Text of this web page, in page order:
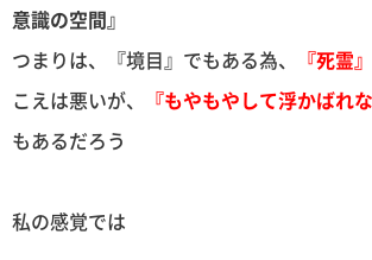
意識の空間』
つまりは、『境目』でもある為、
『死霊』
こえは悪いが、
『もやもやして浮かばれ
もあるだろう
私の感覚では